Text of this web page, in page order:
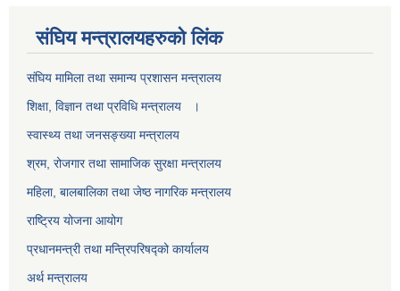
स‌ंघिय मन्त्रालयहरुको लिंक
स‌ंघिय मामिला तथा समान्य प्रशासन मन्त्रालय
शिक्षा, विज्ञान तथा प्रविधि मन्त्रालय ।
स्वास्थ्य तथा जनसङ्ख्या मन्त्रालय
श्रम, रोजगार तथा सामाजिक सुरक्षा मन्त्रालय
महिला, बालबालिका तथा जेष्ठ नागरिक मन्त्रालय
राष्ट्रिय योजना आयोग
प्रधानमन्त्री तथा मन्त्रिपरिषद्को कार्यालय
अर्थ मन्त्रालय